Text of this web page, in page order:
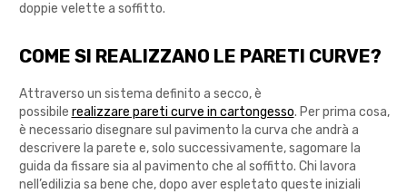
doppie velette a soffitto.
COME SI REALIZZANO LE PARETI CURVE?
Attraverso un sistema definito a secco, è
possibile realizzare pareti curve in cartongesso. Per prima cosa,
è necessario disegnare sul pavimento la curva che andrà a
descrivere la parete e, solo successivamente, sagomare la
guida da fissare sia al pavimento che al soffitto. Chi lavora
nell’edilizia sa bene che, dopo aver espletato queste iniziali